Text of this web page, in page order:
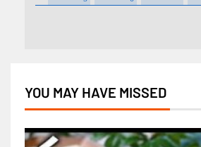
YOU MAY HAVE MISSED